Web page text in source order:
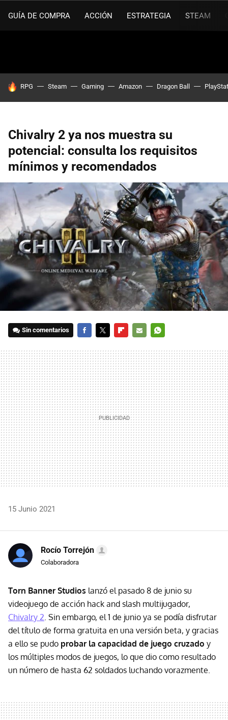
GUÍA DE COMPRA ACCIÓN ESTRATEGIA STEAM
HOY SE HABLA DE
RPG Steam Gaming Amazon Dragon Ball
Chivalry 2 ya nos muestra su
potencial: consulta los requisitos
mínimos y recomendados
Sin comentarios
MAIL
15 Junio 2021
Rocío Torrejón
Colaboradora
Torn Banner Studios lanzó el pasado 8 de junio su
videojuego de acción hack and slash multijugador,
Chivalry 2 . Sin embargo, el 1 de junio ya se podía disfrutar
del título de forma gratuita en una versión beta, y gracias
a ello se pudo probar la capacidad de juego cruzado y
los múltiples modos de juegos, lo que dio como resultado
un número de hasta 62 soldados luchando vorazmente.